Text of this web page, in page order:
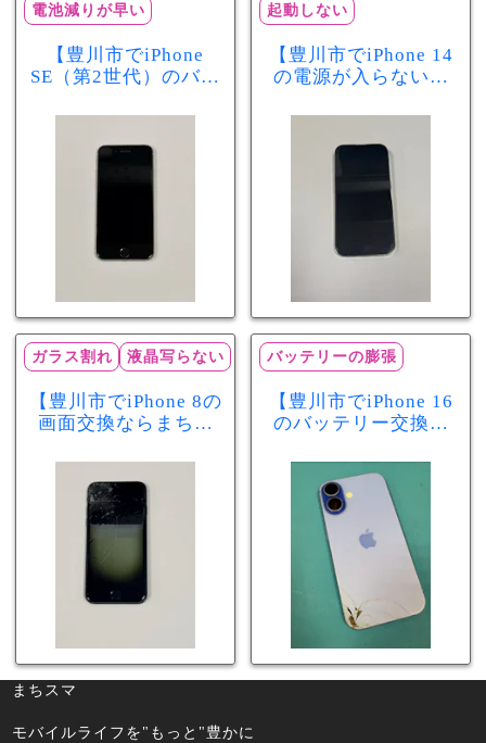
電池減りが早い
【豊川市でiPhone
SE（第2世代）のバッ
スマ豊川店】電池の
減りが早い症状も当
起動しない
【豊川市でiPhone 14
の電源が入らない修
店】バッテリー交換
で復旧するケースも
あります！
ガラス割れ 液晶写らない
【豊川市でiPhone 8の
画面交換ならまちス
れ・液晶不良も当日
60分で修理可能！
バッテリーの膨張
【豊川市でiPhone 16
のバッテリー交換な
少し膨張したバッテ
リーも当日90分で安
心修理！
まちスマ
モバイルライフを"もっと"豊かに